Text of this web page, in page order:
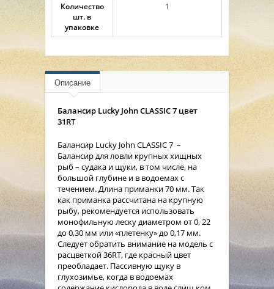
Количество
шт. в
упаковке
1
Описание
Балансир Lucky John CLASSIC 7 цвет
31RT
Балансир Lucky John CLASSIC 7 –
Балансир для ловли крупных хищных
рыб – судака и щуки, в том числе, на
большой глубине и в водоемах с
течением. Длина приманки 70 мм. Так
как приманка рассчитана на крупную
рыбу, рекомендуется использовать
монофильную леску диаметром от 0, 22
до 0,30 мм или «плетенку» до 0,17 мм.
Следует обратить внимание на модель с
расцветкой 36RT, где красный цвет
преобладает. Пассивную щуку в
глухозимье, когда в водоемах